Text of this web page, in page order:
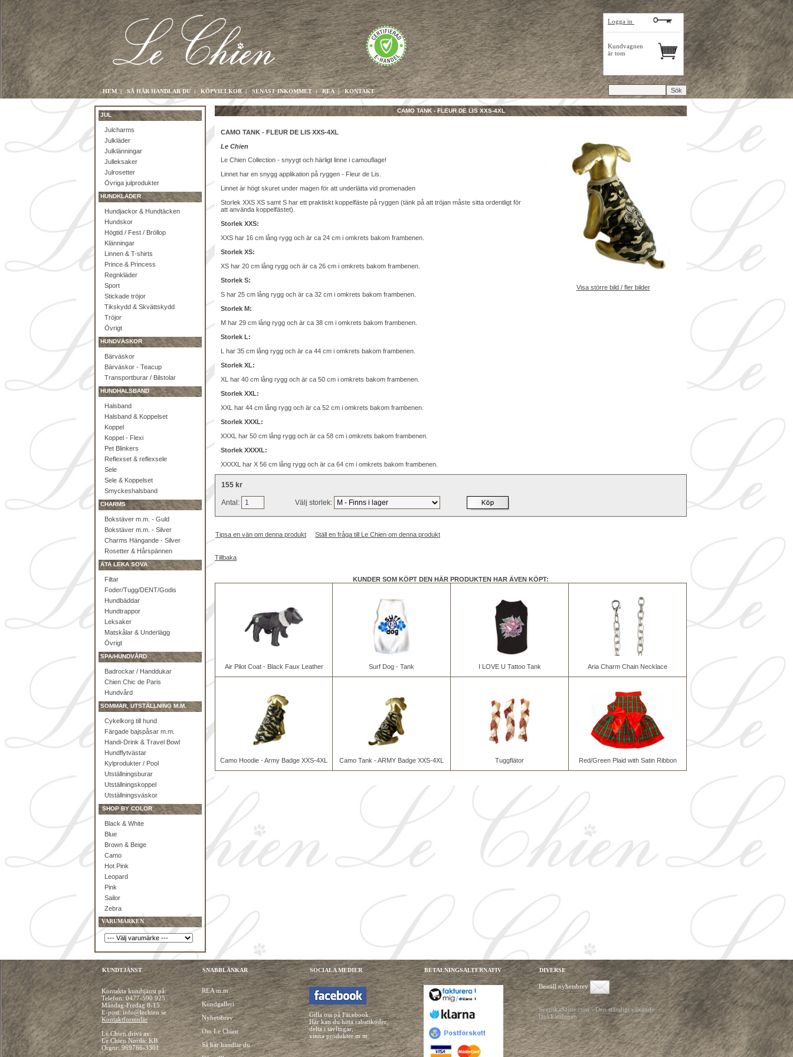
Logga in
Kundvagnen
är tom
HEM |SÅ HÄR HANDLAR DU | KÖPVILLKOR| SENAST INKOMMET| REA|KONTAKT
JUL
Julcharms
Julkläder
Julklänningar
Julleksaker
Julrosetter
Övriga julprodukter
HUNDKLÄDER
Hundjackor & Hundtäcken
Hundskor
Högtid / Fest / Bröllop
Klänningar
Linnen & T-shirts
Prince & Princess
Regnkläder
Sport
Stickade tröjor
Tikskydd & Skvättskydd
Tröjor
Övrigt
HUNDVÄSKOR
Bärväskor
Bärväskor - Teacup
Transportburar / Bilstolar
HUNDHALSBAND
Halsband
Halsband & Koppelset
Koppel
Koppel - Flexi
Pet Blinkers
Reflexset & reflexsele
Sele
Sele & Koppelset
Smyckeshalsband
CHARMS
Bokstäver m.m. - Guld
Bokstäver m.m. - Silver
Charms Hängande - Silver
Rosetter & Hårspännen
ÄTA LEKA SOVA
Filtar
Foder/Tugg/DENT/Godis
Hundbäddar
Hundtrappor
Leksaker
Matskålar & Underlägg
Övrigt
SPA/HUNDVÅRD
Badrockar / Handdukar
Chien Chic de Paris
Hundvård
SOMMAR, UTSTÄLLNING M.M.
Cykelkorg till hund
Färgade bajspåsar m.m.
Handi-Drink & Travel Bowl
Hundflytvästar
Kylprodukter / Pool
Utställningsburar
Utställningskoppel
Utställningsväskor
SHOP BY COLOR
Black & White
Blue
Brown & Beige
Camo
Hot Pink
Leopard
Pink
Sailor
Zebra
VARUMÄRKEN
CAMO TANK - FLEUR DE LIS XXS-4XL
CAMO TANK - FLEUR DE LIS XXS-4XL
Le Chien
Le Chien Collection - snyygt och härligt linne i camouflage!
Linnet har en snygg applikation på ryggen - Fleur de Lis.
Linnet är högt skuret under magen för att underlätta vid promenaden
Storlek XXS XS samt S har ett praktiskt koppelfäste på ryggen (tänk på att tröjan måste sitta ordentligt för
att använda koppelfästet).
Storlek XXS:
XXS har 16 cm lång rygg och är ca 24 cm i omkrets bakom frambenen.
Storlek XS:
XS har 20 cm lång rygg och är ca 26 cm i omkrets bakom frambenen.
Storlek S:
S har 25 cm lång rygg och är ca 32 cm i omkrets bakom frambenen.
Storlek M:
M har 29 cm lång rygg och är ca 38 cm i omkrets bakom frambenen.
Storlek L:
L har 35 cm lång rygg och är ca 44 cm i omkrets bakom frambenen.
Storlek XL:
XL har 40 cm lång rygg och är ca 50 cm i omkrets bakom frambenen.
Storlek XXL:
XXL har 44 cm lång rygg och är ca 52 cm i omkrets bakom frambenen.
Storlek XXXL:
XXXL har 50 cm lång rygg och är ca 58 cm i omkrets bakom frambenen.
Storlek XXXXL:
XXXXL har X 56 cm lång rygg och är ca 64 cm i omkrets bakom frambenen.
Visa större bild / fler bilder
155 kr
Antal: Välj storlek:
Tipsa en vän om denna produkt Ställ en fråga till Le Chien om denna produkt
Tillbaka
KUNDER SOM KÖPT DEN HÄR PRODUKTEN HAR ÄVEN KÖPT:
Air Pilot Coat - Black Faux Leather Surf Dog - Tank I LOVE U Tattoo Tank Aria Charm Chain Necklace
Camo Hoodie - Army Badge XXS-4XL Camo Tank - ARMY Badge XXS-4XL Tuggflätor Red/Green Plaid with Satin Ribbon
KUNDTJÄNST
Kontakta kundtjänst på:
Telefon: 0477-590 925
Måndag-Fredag 8-15
E-post: info@lechien.se
Kontaktformulär
Le Chien drivs av:
Le Chien Nordic KB
Orgnr: 969766-3301
SNABBLÄNKAR
REA m.m.
Kundgalleri
Nyhetsbrev
Om Le Chien
Så här handlar du
SOCIALA MEDIER
Gilla oss på Facebook.
Här kan du hitta rabattkoder,
delta i tävlingar,
vinna produkter m.m.
BETALNINGSALTERNATIV DIVERSE
Beställ nyhetsbrev
SvenskaSajter.com - Den ständigt växande
länkkatalogen